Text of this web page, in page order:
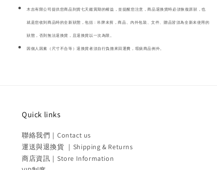
木吉有限公司提供您商品到貨七天鑑賞期的權益，並提醒您注意，商品退換貨時必須恢復原狀，也
就是您收到商品時的全新狀態，包括 : 吊牌未剪，商品、內外包裝、文件、贈品皆須為全新未使用的
狀態，否則無法退換貨，且退換貨以一次為限。
因個人因素（尺寸不合等）退換貨者須自行負擔來回運費，瑕疵商品例外。
Quick links
聯絡我們｜Contact us
運送與退換貨 ｜Shipping & Returns
商店資訊｜Store Information